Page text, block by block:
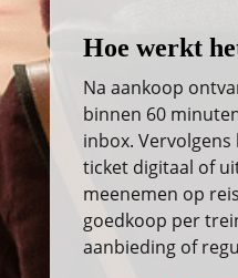
Hoe werkt
Na aankoop
binnen 60
inbox. Vervolgens
ticket digitaal of
meenemen op
goedkoop per
aanbieding of